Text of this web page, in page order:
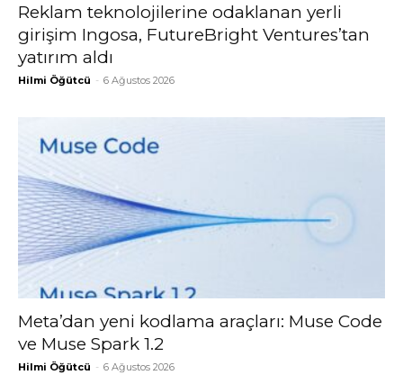
Reklam teknolojilerine odaklanan yerli
girişim Ingosa, FutureBright Ventures’tan
yatırım aldı
Hilmi Öğütcü - 6 Ağustos 2026
Meta’dan yeni kodlama araçları: Muse Code
ve Muse Spark 1.2
Hilmi Öğütcü - 6 Ağustos 2026